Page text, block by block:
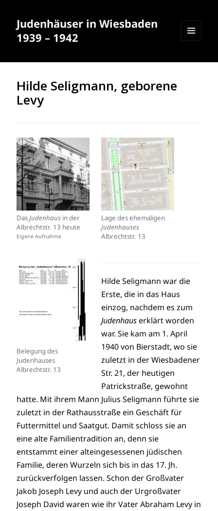
Judenhäuser in Wiesbaden
1939 – 1942
WIDGETS
Hilde Seligmann, geborene
Levy
DasJudenhaus in der
Albrechtstr. 13 heute
Eigene Aufnahme
Lage des ehemaligen
Judenhauses
Albrechtstr. 13
Belegung des
Judenhauses
Albrechtstr. 13
Hilde Seligmann war die
Erste, die in das Haus
einzog, nachdem es zum
Judenhauserklärt worden
war. Sie kam am 1. April
1940 von Bierstadt, wo sie
zuletzt in der Wiesbadener
Str. 21, der heutigen
Patrickstraße, gewohnt
hatte. Mit ihrem Mann Julius Seligmann führte sie
zuletzt in der Rathausstraße ein Geschäft für
Futtermittel und Saatgut. Damit schloss sie an
eine alte Familientradition an, denn sie
entstammt einer alteingesessenen jüdischen
Familie, deren Wurzeln sich bis in das 17. Jh.
zurückverfolgen lassen. Schon der Großvater
Jakob Joseph Levy und auch der Urgroßvater
Joseph David waren wie ihr Vater Abraham Levy in